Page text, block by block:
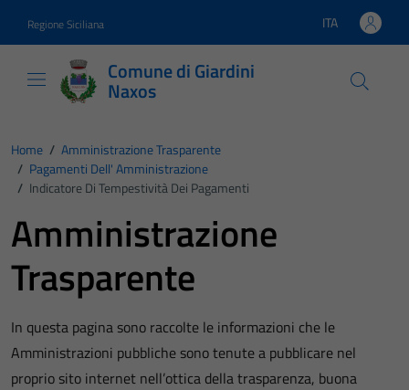
Regione Siciliana Lingua attiva:
ITA
Comune di Giardini
Naxos
Home / Amministrazione Trasparente
/ Pagamenti Dell' Amministrazione
/ Indicatore Di Tempestività Dei Pagamenti
Amministrazione
Trasparente
In questa pagina sono raccolte le informazioni che le
Amministrazioni pubbliche sono tenute a pubblicare nel
proprio sito internet nell’ottica della trasparenza, buona